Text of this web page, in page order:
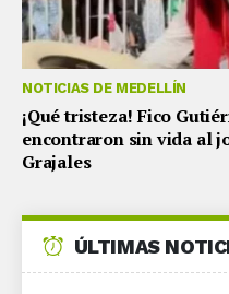
NOTICIAS DE MEDELLÍN
¡Qué tristeza! Fico
encontraron sin vida al
Grajales
ÚLTIMAS